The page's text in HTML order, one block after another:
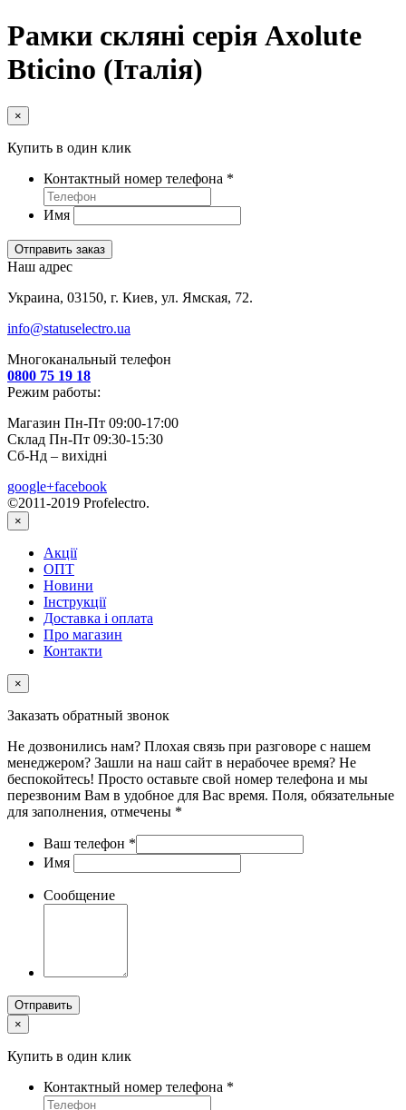
Рамки скляні серія Axolute
Bticino (Італія)
×
Купить в один клик
Контактный номер телефона *
Имя
Отправить заказ
Наш адрес
Украина, 03150, г. Киев, ул. Ямская, 72.
info@statuselectro.ua
Многоканальный телефон
0800 75 19 18
Режим работы:
Магазин Пн-Пт 09:00-17:00
Склад Пн-Пт 09:30-15:30
Сб-Нд – вихідні
google+facebook
©2011-2019 Profelectro.
×
Акції
ОПТ
Новини
Інструкції
Доставка і оплата
Про магазин
Контакти
×
Заказать обратный звонок
Не дозвонились нам? Плохая связь при разговоре с нашем
менеджером? Зашли на наш сайт в нерабочее время? Не
беспокойтесь! Просто оставьте свой номер телефона и мы
перезвоним Вам в удобное для Вас время. Поля, обязательные
для заполнения, отмечены *
Ваш телефон *
Имя
Сообщение
Отправить
×
Купить в один клик
Контактный номер телефона *